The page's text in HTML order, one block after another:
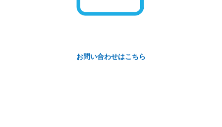
お問い合わせはこちら